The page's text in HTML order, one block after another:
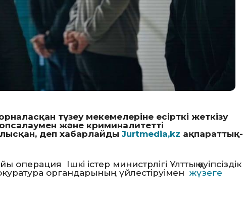
орналасқан түзеу мекемелеріне есірткі жеткізу
және криминалитетті
деп хабарлайды Jurtmedia,kz ақпараттық-
Ішкі істер министрлігі Ұлттық қауіпсіздік
органдарының үйлестіруімен жүзеге